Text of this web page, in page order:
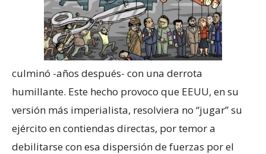
culminó -años después- con una derrota
humillante. Este hecho provoco que EEUU, en su
versión más imperialista, resolviera no “jugar” su
ejército en contiendas directas, por temor a
debilitarse con esa dispersión de fuerzas por el